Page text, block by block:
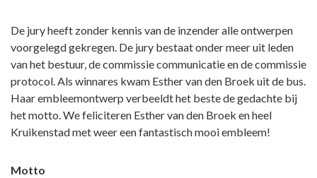
De jury heeft zonder kennis van de inzender alle ontwerpen
voorgelegd gekregen. De jury bestaat onder meer uit leden
van het bestuur, de commissie communicatie en de commissie
protocol. Als winnares kwam Esther van den Broek uit de bus.
Haar embleemontwerp verbeeldt het beste de gedachte bij
het motto. We feliciteren Esther van den Broek en heel
Kruikenstad met weer een fantastisch mooi embleem!
Motto